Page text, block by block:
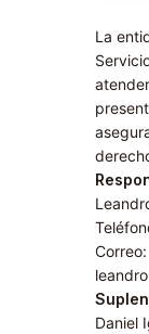
La
Correo:
Daniel